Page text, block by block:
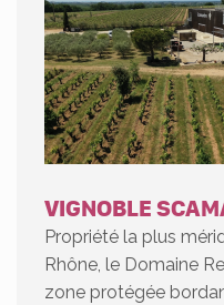
VIGNOBLE
Propriété la plus
Rhône, le Domaine
zone protégée